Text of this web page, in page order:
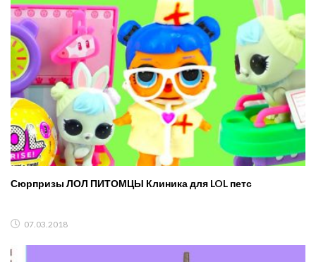
Сюрпризы ЛОЛ ПИТОМЦЫ Клиника для LOL петс
07.03.2018